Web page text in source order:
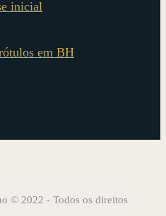
inicial
em BH
© 2022 - Todos os direitos